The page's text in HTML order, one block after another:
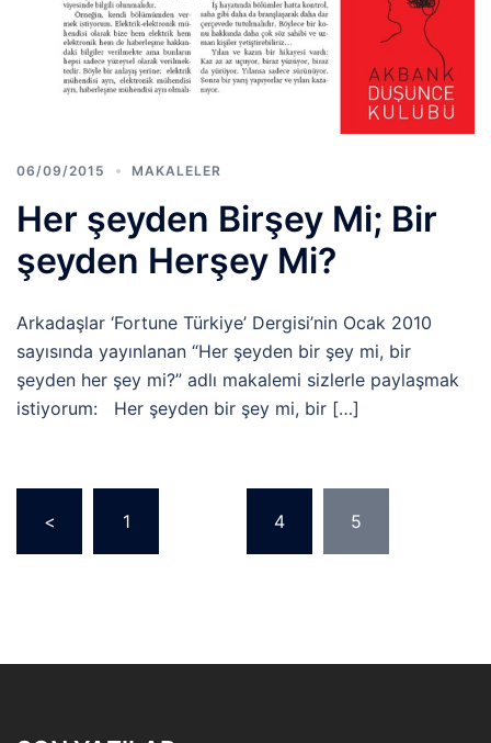
06/09/2015 MAKALELER
Her şeyden Birşey Mi; Bir
şeyden Herşey Mi?
Arkadaşlar ‘Fortune Türkiye’ Dergisi’nin Ocak 2010
sayısında yayınlanan “Her şeyden bir şey mi, bir
şeyden her şey mi?” adlı makalemi sizlerle paylaşmak
istiyorum: Her şeyden bir şey mi, bir […]
dolaşımı
< 1 4 5